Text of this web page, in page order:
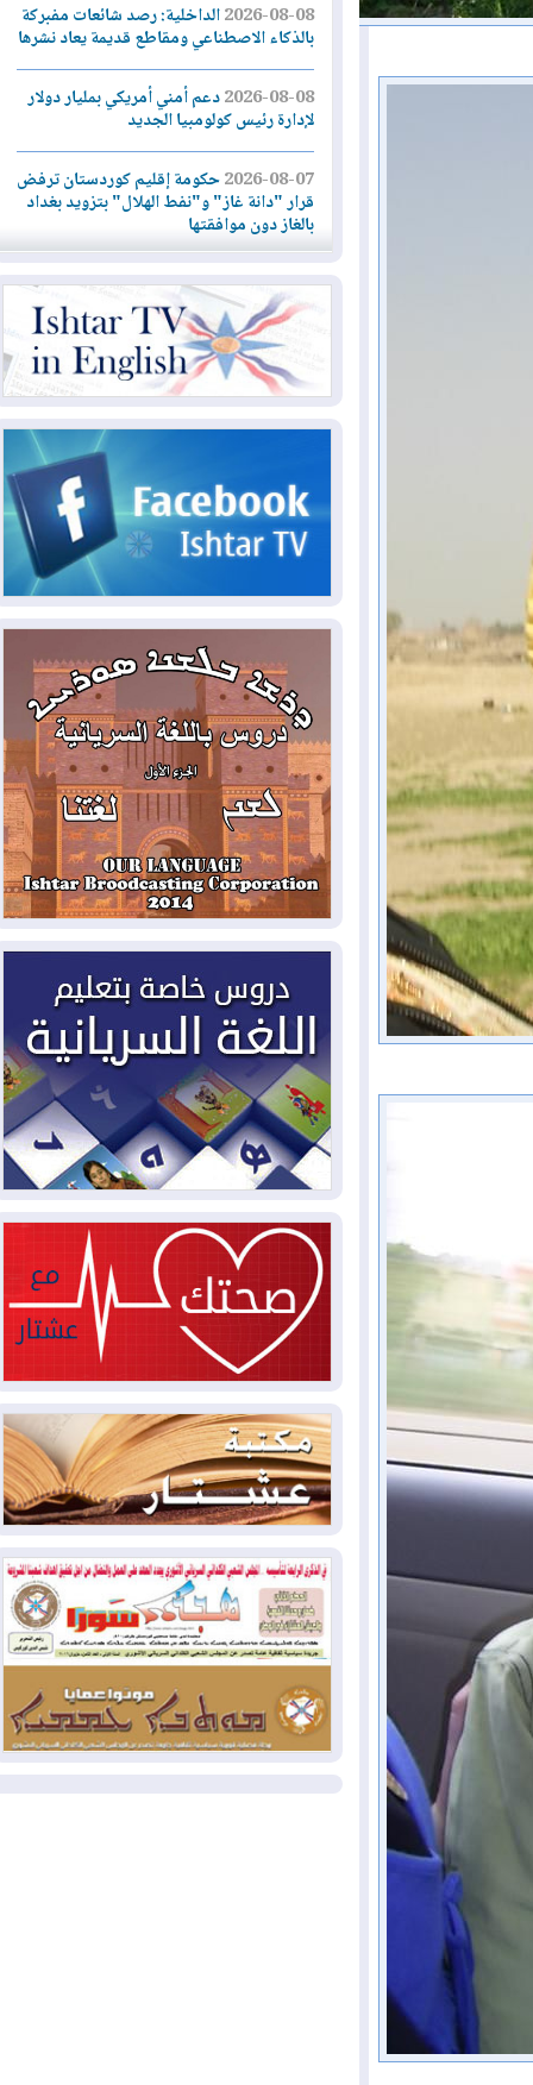
2026-08-08الداخلية: رصد شائعات مفبركة
بالذكاء الاصطناعي ومقاطع قديمة يعاد نشرها
2026-08-08دعم أمني أمريكي بمليار دولار
لإدارة رئيس كولومبيا الجديد
2026-08-07حكومة إقليم كوردستان ترفض
قرار "دانة غاز" و"نفط الهلال" بتزويد بغداد
بالغاز دون موافقتها
2026-08-07القوات المسلحة العراقية: خطة
أمنية لإجهاض هجمة محتملة على السعودية
2026-08-07الاستخبارات الأميركية: بوتين
قد يختبر تماسك الناتو بهجوم محدود
نيجيرفان بارزاني حول اجتماع
"إدارة الدولة": أكدنا دعم تنفيذ البرنامج
الحكومي وأهمية حصر السلاح
2026-08-06ائتلاف ادارة الدولة: من
يقومون بسلوك يهدد امن البلاد خارجون عن
القانون يجب محاربتهم
2026-08-06بعد هجومين قرب باب المندب..
تحذيرات من تصعيد يهدد الملاحة في البحر
الأحمر
2026-08-06 مئات القاصرين بلا مأوى.. أزمة
سبتة تتصاعد وتضغط على مدريد
2026-08-05
لمدة عام.. بدء توريد 100
مليون قدم مكعب يومياً من غاز كورمور في
إقليم كوردستان إلى وزارة الكهرباء العراقية
2026-08-05
15كارثة بيئية ومناخية ترسم
ملامح أخطر التحديات التي تواجه العراق
2026-08-05
حرائق فرنسا.. توقيف 402
شخص بينهم 156 قاصرا منذ بداية موسم
الحرائق
2026-08-04سومو: إنتاج النفط في إقليم
كوردستان انخفض إلى أقل من 10%
2026-08-04ملفات حقبة الكاظمي تعود إلى
الواجهة.. أنباء عن مراجعات قضائية
وتحقيقات أوسع في قضايا فساد
2026-08-04
بيترو يشكو تزوير الانتخابات
الرئاسية ويحذر من "حرب أهلية" في
كولومبيا
2026-08-03رئيس إقليم كوردستان في
دمشق في زيارة رسمية
2026-08-03العراق يؤكد مجدداً التزامه
بمنع الهجمات على الدول المجاورة
2026-08-03
العجز والاقتراض يطوقان
المالية العراقية.. اقتراض يتجاوز 3 تريليونات
دينار!
2026-08-03كوبا تغرق في الظلام مجددا
وانهيار الشبكة الكهربائية